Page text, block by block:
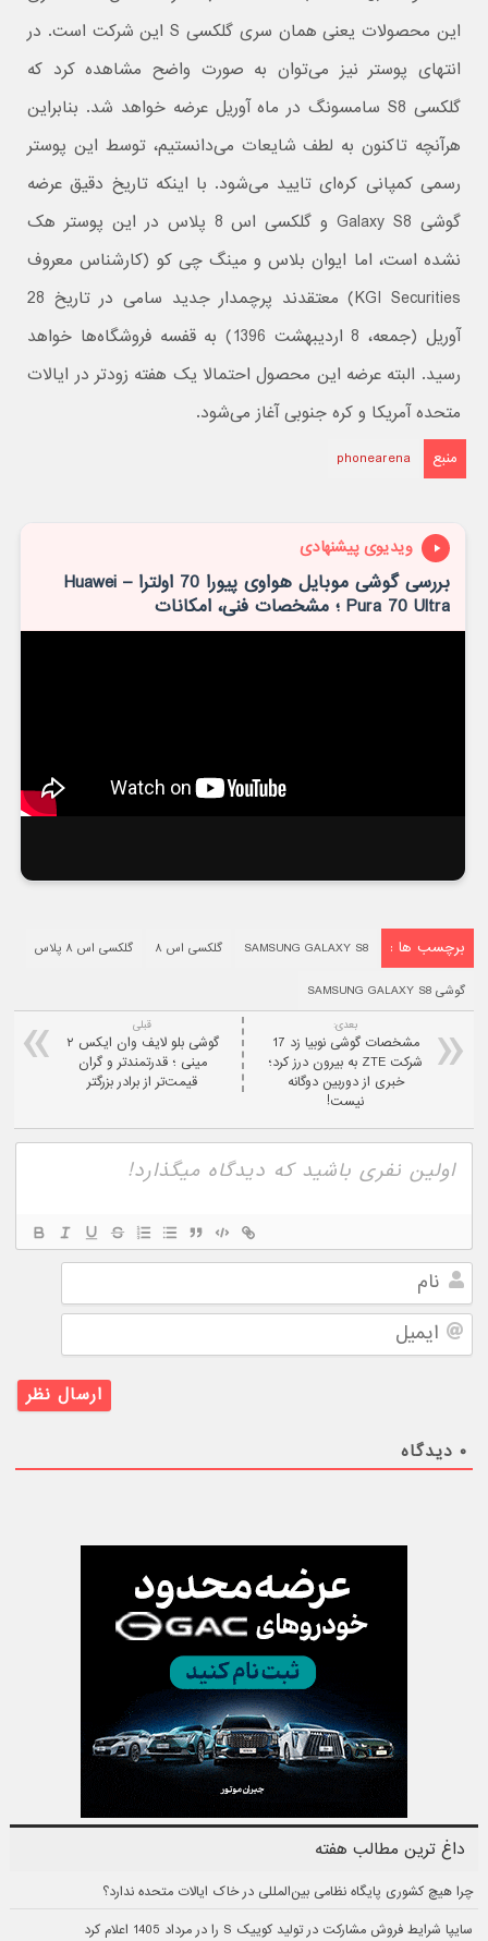
این محصولات یعنی همان سری گلکسی S این شرکت است. در
انتهای پوستر نیز می‌توان به صورت واضح مشاهده کرد که
گلکسی S8 سامسونگ در ماه آوریل عرضه خواهد شد. بنابراین
هرآنچه تاکنون به لطف شایعات می‌دانستیم، توسط این پوستر
رسمی کمپانی‌ کره‌ای تایید می‌شود. با اینکه تاریخ دقیق عرضه
گوشی Galaxy S8 و گلکسی اس 8 پلاس در این پوستر هک
نشده است، اما ایوان بلاس و مینگ چی کو (کارشناس معروف
KGI Securities) معتقدند پرچمدار جدید سامی در تاریخ 28
آوریل (جمعه، 8 اردیبهشت 1396) به قفسه فروشگاه‌ها خواهد
رسید. البته عرضه این محصول احتمالا یک هفته زودتر در ایالات
متحده آمریکا و کره جنوبی آغاز می‌شود.
منبع phonearena
ویدیوی پیشنهادی
بررسی گوشی موبایل هواوی پیورا 70 اولترا – Huawei
Pura 70 Ultra ؛ مشخصات فنی، امکانات
برچسب ها : SAMSUNG GALAXY S8 گلکسی اس ۸ گلکسی اس ۸ پلاس
گوشی SAMSUNG GALAXY S8
قبلی
گوشی بلو لایف وان ایکس ۲
مینی ؛ قدرتمندتر و گران
قیمت‌تر از برادر بزرگتر
بعدی:
مشخصات گوشی نوبیا زد 17
شرکت ZTE به بیرون درز کرد؛
خبری از دوربین دوگانه
نیست!
نام
ایمیل
۰ دیدگاه
داغ ترین مطالب هفته
چرا هیچ کشوری پایگاه نظامی بین‌المللی در خاک ایالات متحده ندارد؟
سایپا شرایط فروش مشارکت در تولید کوییک S را در مرداد 1405 اعلام کرد